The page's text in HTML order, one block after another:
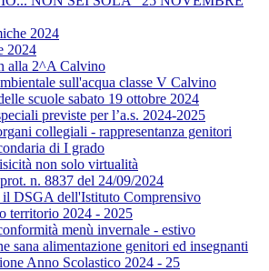
2024
2024
alla 2^A Calvino
sull'acqua classe V Calvino
scuole sabato 19 ottobre 2024
previste per l’a.s. 2024-2025
collegiali - rappresentanza genitori
di I grado
non solo virtualità
n. 8837 del 24/09/2024
DSGA dell'Istituto Comprensivo
territorio 2024 - 2025
menù invernale - estivo
sana alimentazione genitori ed insegnanti
Anno Scolastico 2024 - 25